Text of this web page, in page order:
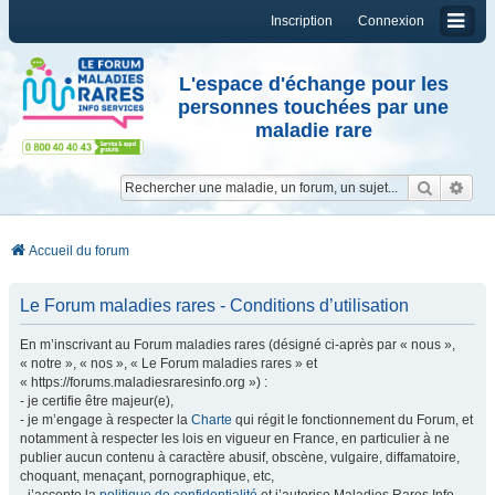
Connexion
Inscription
L'espace d'échange pour les
personnes touchées par une
maladie rare
Accueil du forum
Le Forum maladies rares - Conditions d’utilisation
En m’inscrivant au Forum maladies rares (désigné ci-après par « nous »,
« notre », « nos », « Le Forum maladies rares » et
« https://forums.maladiesraresinfo.org ») :
- je certifie être majeur(e),
- je m’engage à respecter la Charte qui régit le fonctionnement du Forum, et
notamment à respecter les lois en vigueur en France, en particulier à ne
publier aucun contenu à caractère abusif, obscène, vulgaire, diffamatoire,
choquant, menaçant, pornographique, etc,